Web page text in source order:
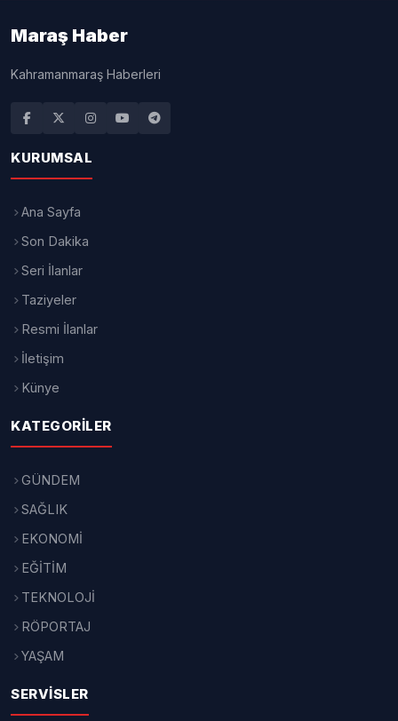
Maraş Haber
Kahramanmaraş Haberleri
KURUMSAL
Ana Sayfa
Son Dakika
Seri İlanlar
Taziyeler
Resmi İlanlar
İletişim
Künye
KATEGORILER
GÜNDEM
SAĞLIK
EKONOMİ
EĞİTİM
TEKNOLOJİ
RÖPORTAJ
YAŞAM
SERVISLER